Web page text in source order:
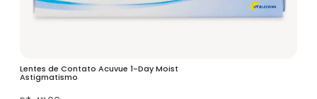
Lentes de Contato Acuvue 1-Day Moist
Astigmatismo